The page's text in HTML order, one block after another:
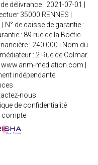
délivrance : 2021-07-01 |
35000 RENNES |
N° de caisse de garantie :
: 89 rue de la Boétie
: 240 000 | Nom du
: 2 Rue de Colmar
www.anm-mediation.com
indépendante
nous
de confidentialité
compte